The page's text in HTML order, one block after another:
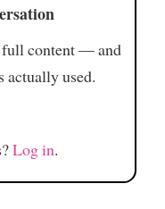
full content — and
actually used.
Log in.